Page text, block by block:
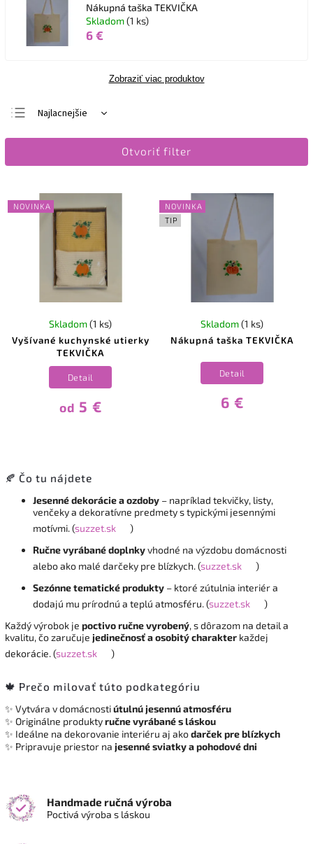
Nákupná taška TEKVIČKA
Skladom(1 ks)
6 €
Zobraziť viac produktov
Najlacnejšie
Najdrahšie
Otvoriť filter
NOVINKA
Vyšívané kuchynské utierky
TEKVIČKA
Skladom(1 ks)
od 5 €
Detail
NOVINKA
TIP
Nákupná taška TEKVIČKA
Skladom(1 ks)
6 €
Detail
🍂 Čo tu nájdete
Jesenné dekorácie a ozdoby – napríklad tekvičky, listy,
venčeky a dekoratívne predmety s typickými jesennými
motívmi. (suzzet.sk
)
Ručne vyrábané doplnkyvhodné na výzdobu domácnosti
alebo ako malé darčeky pre blízkych. (suzzet.sk
)
Sezónne tematické produkty – ktoré zútulnia interiér a
dodajú mu prírodnú a teplú atmosféru. (suzzet.sk
)
Každý výrobok je poctivo ručne vyrobený, s dôrazom na detail a
kvalitu, čo zaručuje jedinečnosť a osobitý charakter každej
dekorácie. (suzzet.sk )
🍁 Prečo milovať túto podkategóriu
✨ Vytvára v domácnostiútulnú jesennú atmosféru
✨ Originálne produktyručne vyrábané s láskou
✨ Ideálne na dekorovanie interiéru aj akodarček pre blízkych
✨ Pripravuje priestor na jesenné sviatky a pohodové dni
Handmade ručná výroba
Poctivá výroba s láskou